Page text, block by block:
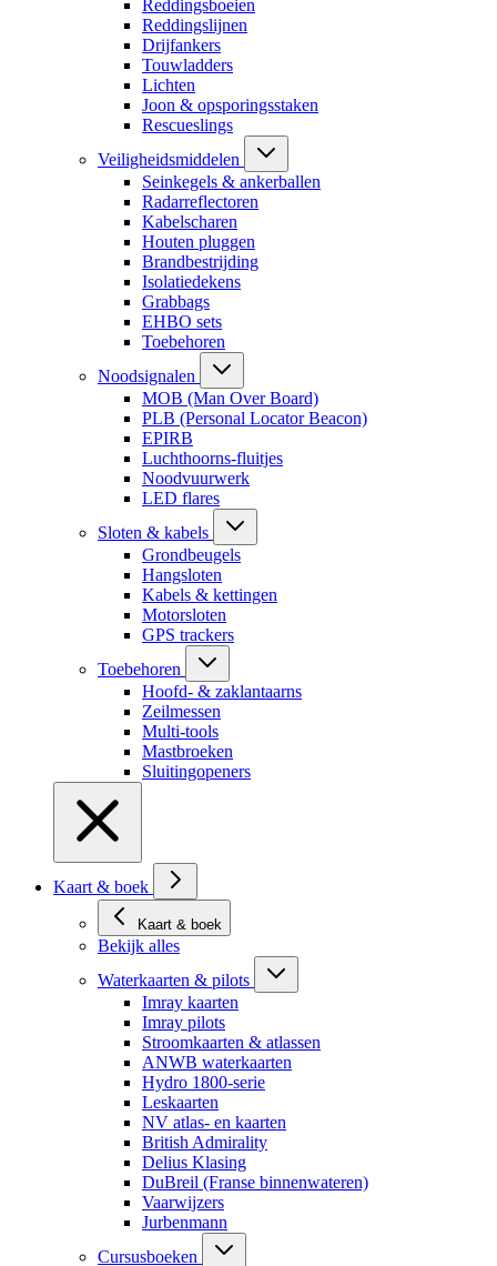
Reddingsboeien
Reddingslijnen
Drijfankers
Touwladders
Lichten
Joon & opsporingsstaken
Rescueslings
Veiligheidsmiddelen
Seinkegels & ankerballen
Radarreflectoren
Kabelscharen
Houten pluggen
Brandbestrijding
Isolatiedekens
Grabbags
EHBO sets
Toebehoren
Noodsignalen
MOB (Man Over Board)
PLB (Personal Locator Beacon)
EPIRB
Luchthoorns-fluitjes
Noodvuurwerk
LED flares
Sloten & kabels
Grondbeugels
Hangsloten
Kabels & kettingen
Motorsloten
GPS trackers
Toebehoren
Hoofd- & zaklantaarns
Zeilmessen
Multi-tools
Mastbroeken
Sluitingopeners
Kaart & boek
Kaart & boek
Bekijk alles
Waterkaarten & pilots
Imray kaarten
Imray pilots
Stroomkaarten & atlassen
ANWB waterkaarten
Hydro 1800-serie
Leskaarten
NV atlas- en kaarten
British Admirality
Delius Klasing
DuBreil (Franse binnenwateren)
Vaarwijzers
Jurbenmann
Cursusboeken